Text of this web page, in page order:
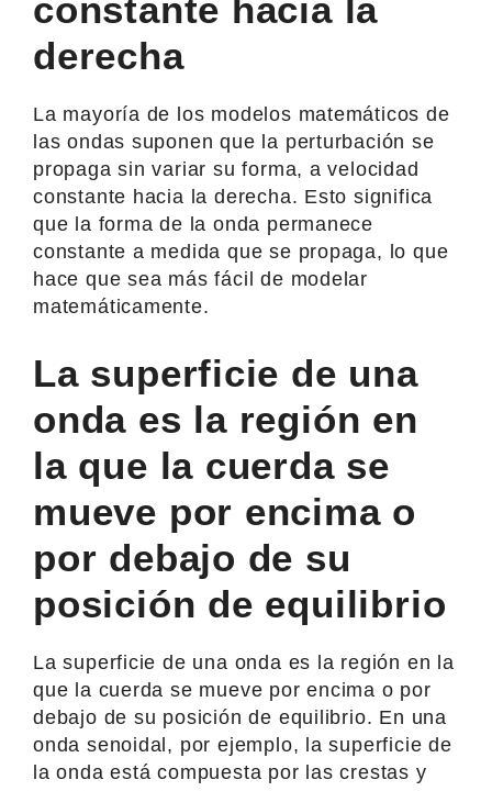
constante hacia la
derecha
La mayoría de los modelos matemáticos de
las ondas suponen que la perturbación se
propaga sin variar su forma, a velocidad
constante hacia la derecha. Esto significa
que la forma de la onda permanece
constante a medida que se propaga, lo que
hace que sea más fácil de modelar
matemáticamente.
La superficie de una
onda es la región en
la que la cuerda se
mueve por encima o
por debajo de su
posición de equilibrio
La superficie de una onda es la región en la
que la cuerda se mueve por encima o por
debajo de su posición de equilibrio. En una
onda senoidal, por ejemplo, la superficie de
la onda está compuesta por las crestas y